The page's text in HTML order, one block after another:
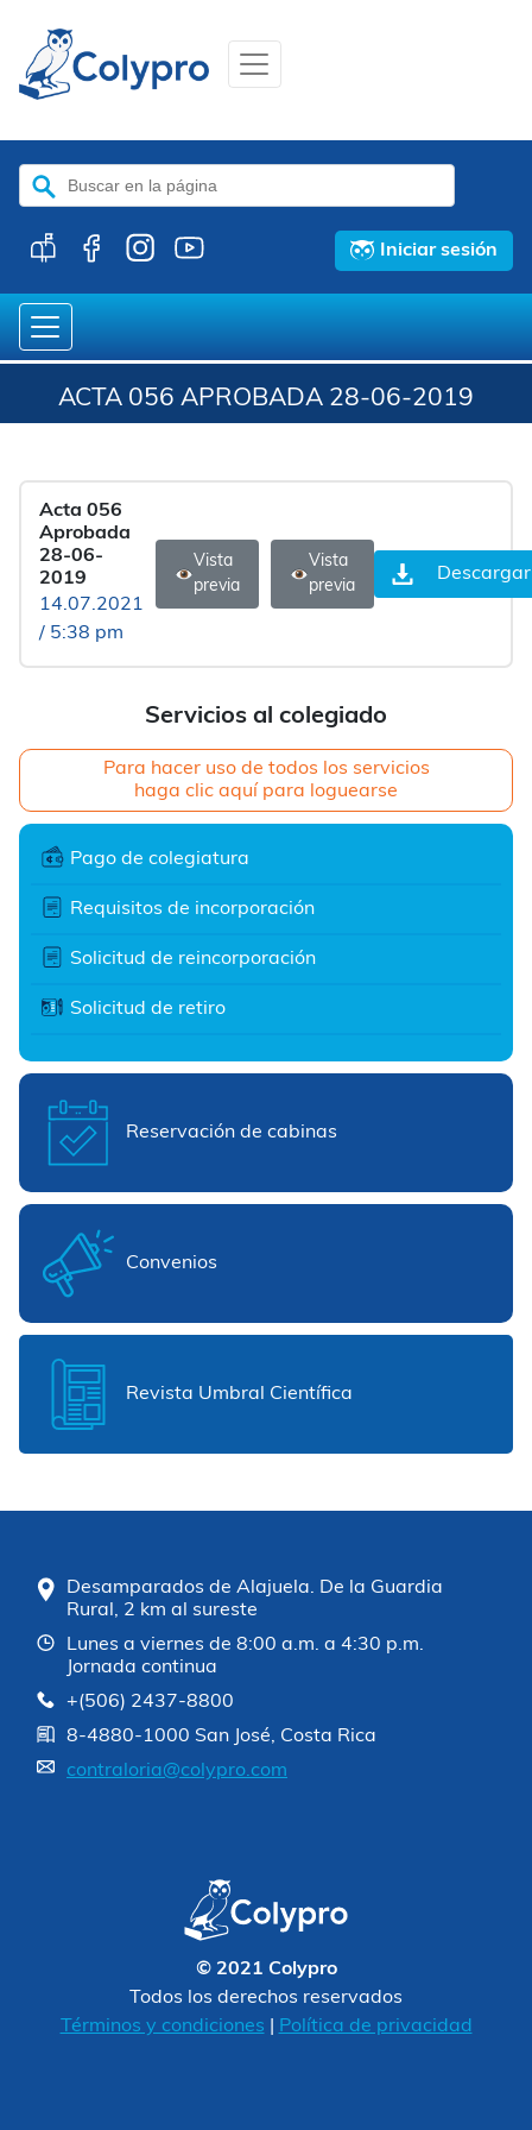
Buscar:
Iniciar sesión
ACTA 056 APROBADA 28-06-2019
Servicios al colegiado
Para hacer uso de todos los servicios
haga clic aquí para loguearse
Pago de colegiatura
Requisitos de incorporación
Solicitud de reincorporación
Solicitud de retiro
Reservación de cabinas
Convenios
Revista Umbral Científica
Acta 056
Aprobada
28-06-
2019
14.07.2021
/ 5:38 pm
Vista
previa
Vista
previa
Descargar
Desamparados de Alajuela. De la Guardia
Rural, 2 km al sureste
Lunes a viernes de 8:00 a.m. a 4:30 p.m.
Jornada continua
+(506) 2437-8800
8-4880-1000 San José, Costa Rica
contraloria@colypro.com
© 2021 Colypro
Todos los derechos reservados
Términos y condiciones
Política de privacidad